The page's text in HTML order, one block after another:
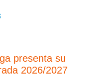
presenta su
2026/2027